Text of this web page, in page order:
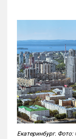
Екатеринбург.